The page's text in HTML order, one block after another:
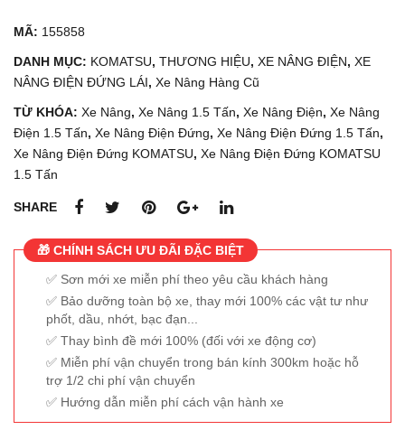
MÃ: 155858
DANH MỤC: KOMATSU, THƯƠNG HIỆU, XE NÂNG ĐIỆN, XE
NÂNG ĐIỆN ĐỨNG LÁI, Xe Nâng Hàng Cũ
TỪ KHÓA: Xe Nâng, Xe Nâng 1.5 Tấn, Xe Nâng Điện, Xe Nâng
Điện 1.5 Tấn, Xe Nâng Điện Đứng, Xe Nâng Điện Đứng 1.5 Tấn,
Xe Nâng Điện Đứng KOMATSU, Xe Nâng Điện Đứng KOMATSU
1.5 Tấn
SHARE
🎁 CHÍNH SÁCH ƯU ĐÃI ĐẶC BIỆT
Sơn mới xe miễn phí theo yêu cầu khách hàng
Bảo dưỡng toàn bộ xe, thay mới 100% các vật tư như
phốt, dầu, nhớt, bạc đạn...
Thay bình đề mới 100% (đối với xe động cơ)
Miễn phí vận chuyển trong bán kính 300km hoặc hỗ
trợ 1/2 chi phí vận chuyển
Hướng dẫn miễn phí cách vận hành xe